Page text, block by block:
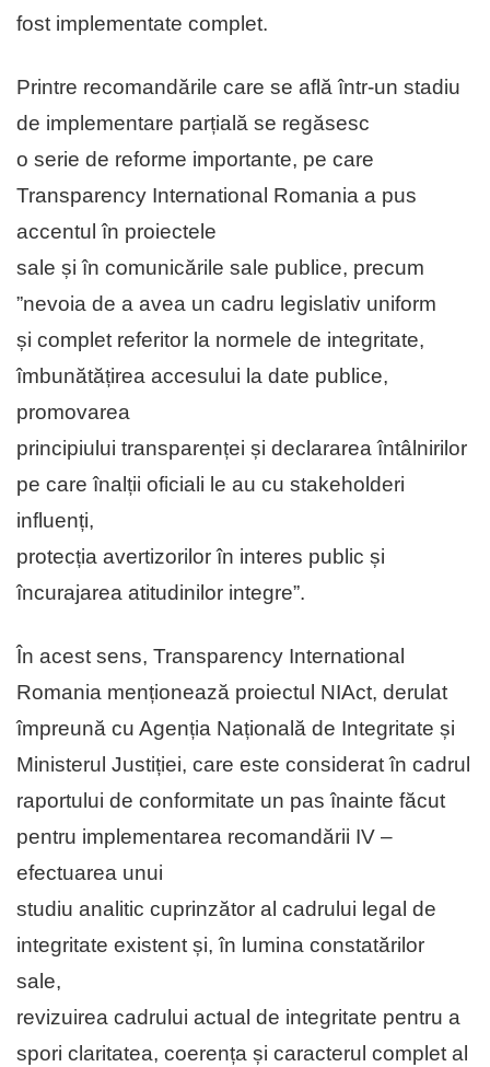
fost implementate complet.
Printre recomandările care se află într-un stadiu
de implementare parțială se regăsesc
o serie de reforme importante, pe care
Transparency International Romania a pus
accentul în proiectele
sale și în comunicările sale publice, precum
”nevoia de a avea un cadru legislativ uniform
și complet referitor la normele de integritate,
îmbunătățirea accesului la date publice,
promovarea
principiului transparenței și declararea întâlnirilor
pe care înalții oficiali le au cu stakeholderi
influenți,
protecția avertizorilor în interes public și
încurajarea atitudinilor integre”.
În acest sens, Transparency International
Romania menționează proiectul NIAct, derulat
împreună cu Agenția Națională de Integritate și
Ministerul Justiției, care este considerat în cadrul
raportului de conformitate un pas înainte făcut
pentru implementarea recomandării IV –
efectuarea unui
studiu analitic cuprinzător al cadrului legal de
integritate existent și, în lumina constatărilor
sale,
revizuirea cadrului actual de integritate pentru a
spori claritatea, coerența și caracterul complet al